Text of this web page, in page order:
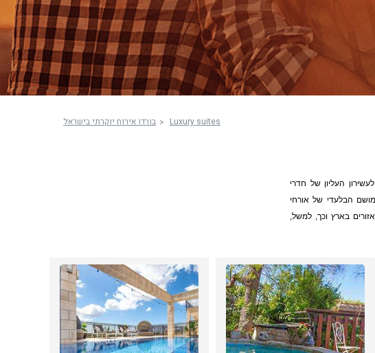
בורדו אירוח יוקרתי בישראל Luxury suites
העליון של חדרי
הבלעדי של אורחי
בארץ וכך, למשל,
סוויטות המשקיפות
צימרים רבים
ביחס לתנאים דומים
יוקרה, שלווה, נחת